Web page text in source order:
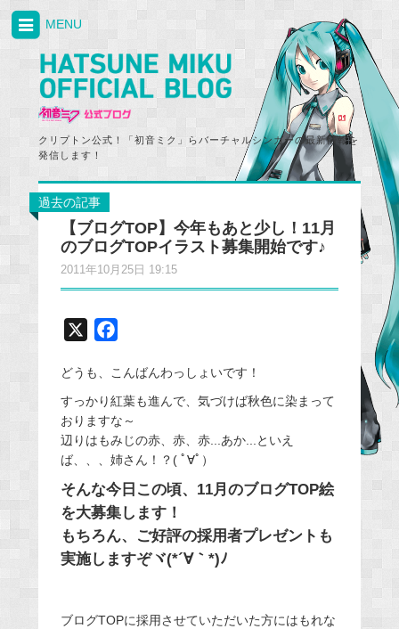
クリプトン公式！「初音ミク」らバーチャルシンガーの最新情報を
発信します！
MENU
過去の記事
【ブログTOP】今年もあと少し！11月
のブログTOPイラスト募集開始です♪
2011年10月25日 19:15
c
e
b
o
o
k
どうも、こんばんわっしょいです！
すっかり紅葉も進んで、気づけば秋色に染まって
おりますな～
辺りはもみじの赤、赤、赤...あか...といえ
ば、、、姉さん！？( ﾟ∀ﾟ）
そんな今日この頃、11月のブログTOP絵
を大募集します！
もちろん、ご好評の採用者プレゼントも
実施しますぞヾ(*´∀｀*)ﾉ
ブログTOPに採用させていただいた方にはもれな